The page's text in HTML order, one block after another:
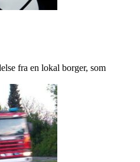
fra en lokal borger, som